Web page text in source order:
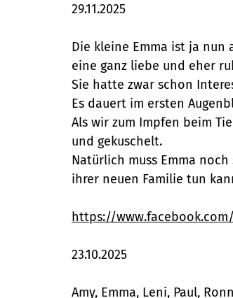
29.11.2025
Die kleine Emma ist ja nun
eine ganz liebe und eher
Sie hatte zwar schon
Es dauert im ersten
Als wir zum Impfen beim
und gekuschelt.
Natürlich muss Emma
ihrer neuen Familie tun
https://www.facebook.com/
23.10.2025
Amy, Emma, Leni, Paul,